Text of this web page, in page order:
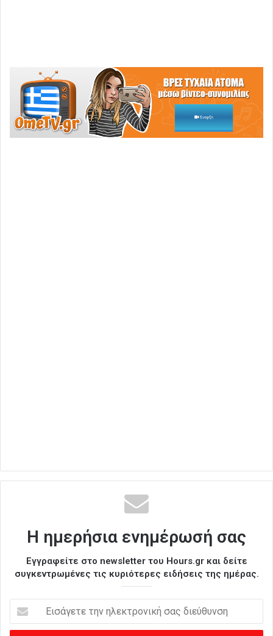
Η ημερήσια ενημέρωσή σας
Εγγραφείτε στο newsletter του Hours.gr και δείτε
συγκεντρωμένες τις κυριότερες ειδήσεις της ημέρας.
σ